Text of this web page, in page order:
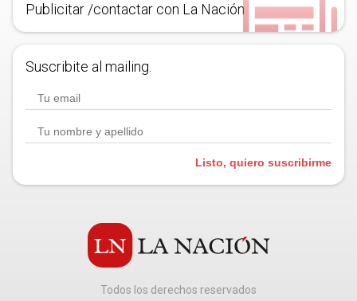
Publicitar /contactar con La Nación
Suscribite al mailing.
Listo, quiero suscribirme
Todos los derechos reservados